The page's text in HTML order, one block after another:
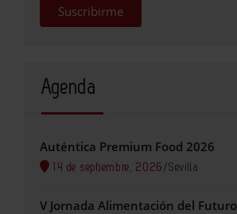
Suscribirme
Agenda
Auténtica Premium Food 2026
14 de septiembre, 2026 /Sevilla
V Jornada Alimentación del Futuro